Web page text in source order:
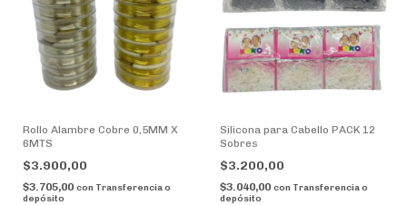
Rollo Alambre Cobre 0,5MM X
6MTS
$3.900,00
$3.705,00 con Transferencia o
depósito
Silicona para Cabello PACK 12
Sobres
$3.200,00
$3.040,00 con Transferencia o
depósito